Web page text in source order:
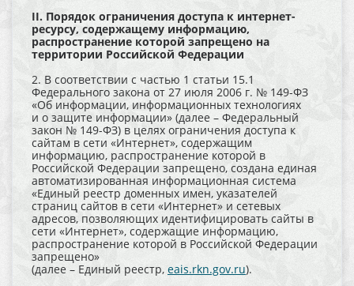
II. Порядок ограничения доступа к интернет-
ресурсу, содержащему информацию,
распространение которой запрещено на
территории Российской Федерации
2. В соответствии с частью 1 статьи 15.1
Федерального закона от 27 июля 2006 г. № 149-ФЗ
«Об информации, информационных технологиях
и о защите информации» (далее – Федеральный
закон № 149-ФЗ) в целях ограничения доступа к
сайтам в сети «Интернет», содержащим
информацию, распространение которой в
Российской Федерации запрещено, создана единая
автоматизированная информационная система
«Единый реестр доменных имен, указателей
страниц сайтов в сети «Интернет» и сетевых
адресов, позволяющих идентифицировать сайты в
сети «Интернет», содержащие информацию,
распространение которой в Российской Федерации
запрещено»
(далее – Единый реестр, eais.rkn.gov.ru).